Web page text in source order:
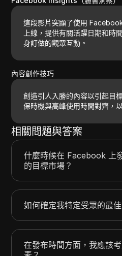
這段影片突顯了使用
上線，提供有關活躍日期和時
身訂做的觀眾互動。
內容創作技巧
創造引人入勝的內容以引起目
保時機與高峰使用時間對齊，
相關問題與答案
什麼時候在 Facebook 上
的目標市場？
如何確定我特定受眾的最
在發布時間方面，我應該